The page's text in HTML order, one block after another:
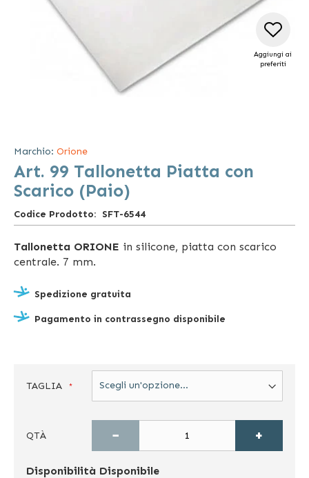
galleria
di
immagini
Aggiungi ai
preferiti
Marchio: Orione
Art. 99 Tallonetta Piatta con
Scarico (Paio)
Codice Prodotto SFT-6544
Tallonetta ORIONE in silicone, piatta con scarico
centrale. 7 mm.
Spedizione gratuita
Pagamento in contrassegno disponibile
TAGLIA
QTÀ − +
Disponibilità Disponibile